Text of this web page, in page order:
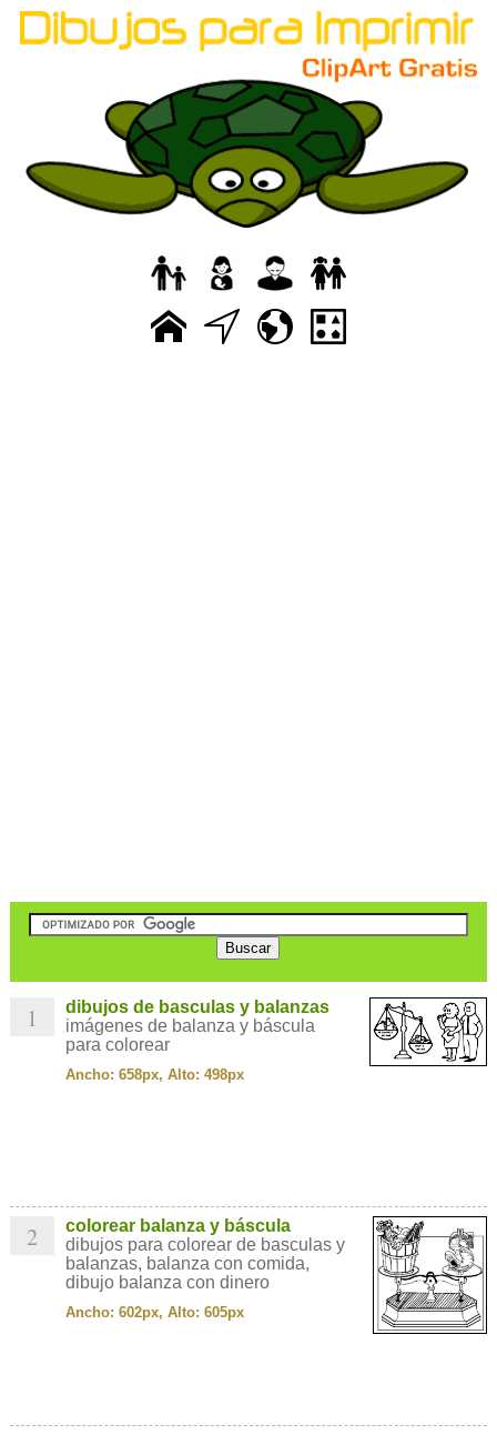
1
dibujos de basculas y balanzas
imágenes de balanza y báscula
para colorear
Ancho: 658px, Alto: 498px
2
colorear balanza y báscula
dibujos para colorear de basculas y
balanzas, balanza con comida,
dibujo balanza con dinero
Ancho: 602px, Alto: 605px